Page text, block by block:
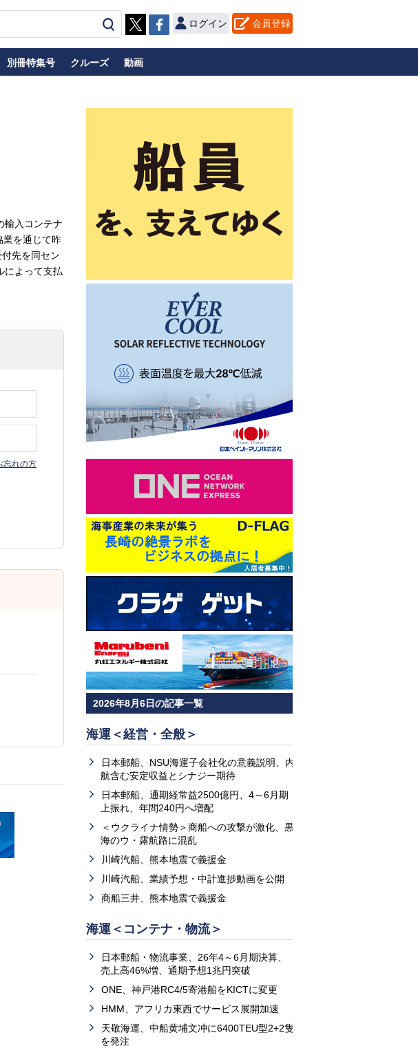
ログイン 会員登録
別冊特集号 クルーズ 動画
輸入コンテナ
業を通じて昨
先を同セン
によって支払
忘れの方
2026年8月6日の記事一覧
海運＜経営・全般＞
日本郵船、NSU海運子会社化の意義説明、内
航含む安定収益とシナジー期待
日本郵船、通期経常益2500億円、4～6月期
上振れ、年間240円へ増配
＜ウクライナ情勢＞商船への攻撃が激化、黒
海のウ・露航路に混乱
川崎汽船、熊本地震で義援金
川崎汽船、業績予想・中計進捗動画を公開
商船三井、熊本地震で義援金
海運＜コンテナ・物流＞
日本郵船・物流事業、26年4～6月期決算、
売上高46%増、通期予想1兆円突破
ONE、神戸港RC4/5寄港船をKICTに変更
HMM、アフリカ東西でサービス展開加速
天敬海運、中船黄埔文冲に6400TEU型2+2隻
を発注